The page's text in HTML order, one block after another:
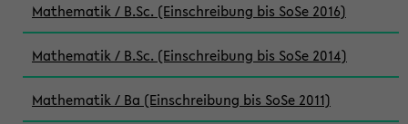
Mathematik / B.Sc. (Einschreibung bis SoSe 2016)
Mathematik / B.Sc. (Einschreibung bis SoSe 2014)
Mathematik / Ba (Einschreibung bis SoSe 2011)